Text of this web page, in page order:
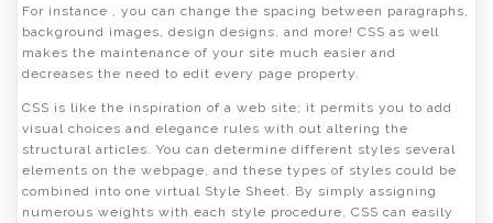
For instance , you can change the spacing between paragraphs,
background images, design designs, and more! CSS as well
makes the maintenance of your site much easier and
decreases the need to edit every page property.
CSS is like the inspiration of a web site; it permits you to add
visual choices and elegance rules with out altering the
structural articles. You can determine different styles several
elements on the webpage, and these types of styles could be
combined into one virtual Style Sheet. By simply assigning
numerous weights with each style procedure, CSS can easily